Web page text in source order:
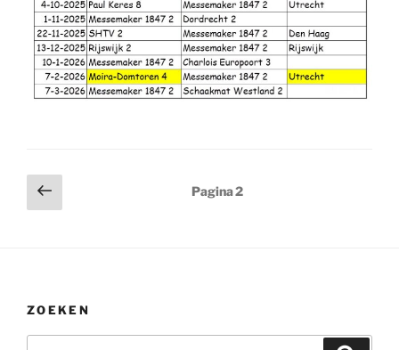
Berichten
paginering
Vorige
pagina
Pagina2
ZOEKEN